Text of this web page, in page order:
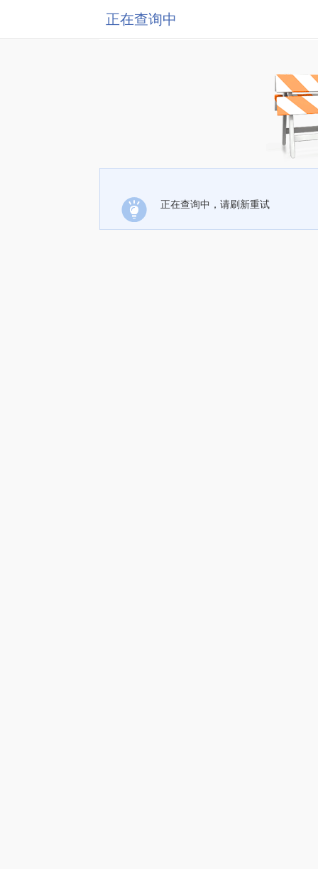
正在查询中
正在查询中，请刷新重试